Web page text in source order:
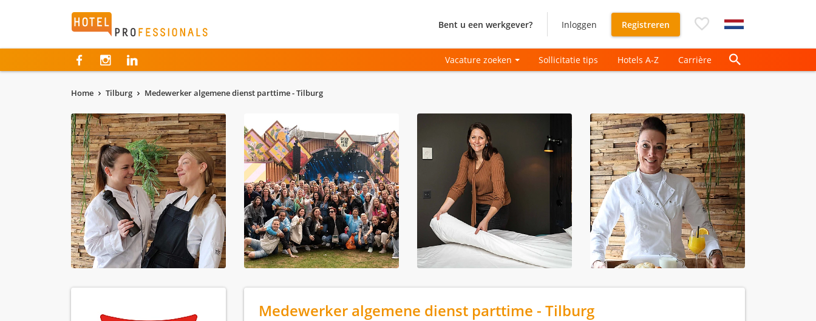
Hotelprofessionals Bent u een werkgever? Inloggen Registreren
Vacature zoeken Sollicitatie tips Hotels A-Z Carrière
Home Tilburg Medewerker algemene dienst parttime - Tilburg
Medewerker algemene dienst parttime - Tilburg